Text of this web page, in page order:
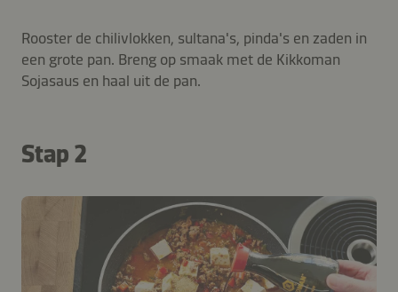
Rooster de chilivlokken, sultana's, pinda's en zaden in
een grote pan. Breng op smaak met de Kikkoman
Sojasaus en haal uit de pan.
Stap 2